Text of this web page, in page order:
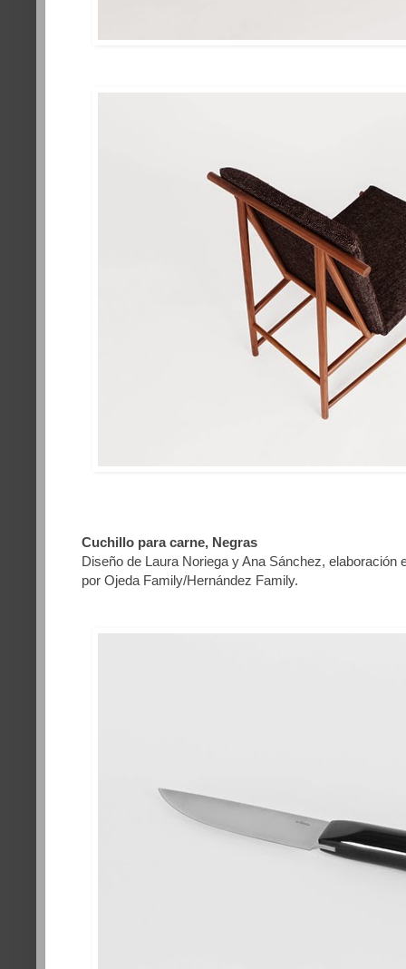
Cuchillo para carne, Negras
Diseño de Laura Noriega y Ana Sánchez, elaboración
por Ojeda Family/Hernández Family.